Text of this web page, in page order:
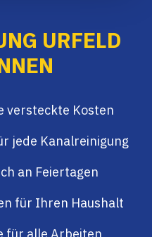
URFELD
versteckte Kosten
jede Kanalreinigung
an Feiertagen
für Ihren Haushalt